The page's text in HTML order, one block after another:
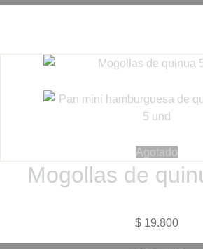
Agotado
Mogollas de
$ 19.800